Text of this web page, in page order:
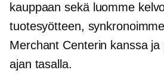
kauppaan sekä luomme
tuotesyötteen,
Merchant Centerin kanssa ja
ajan tasalla.